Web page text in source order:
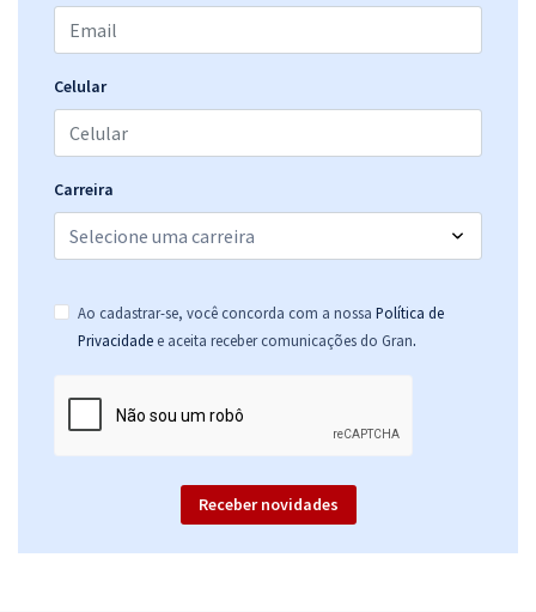
Celular
Carreira
Ao cadastrar-se, você concorda com a nossa Política de
Privacidade e aceita receber comunicações do Gran.
Receber novidades